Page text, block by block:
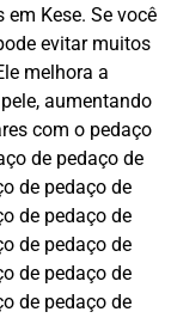
Kese. Se você
evitar muitos
melhora a
aumentando
com o pedaço
de pedaço de
de pedaço de
de pedaço de
de pedaço de
de pedaço de
de pedaço de